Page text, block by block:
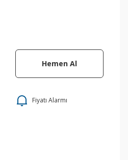
Hemen Al
Fiyatı Alarmı